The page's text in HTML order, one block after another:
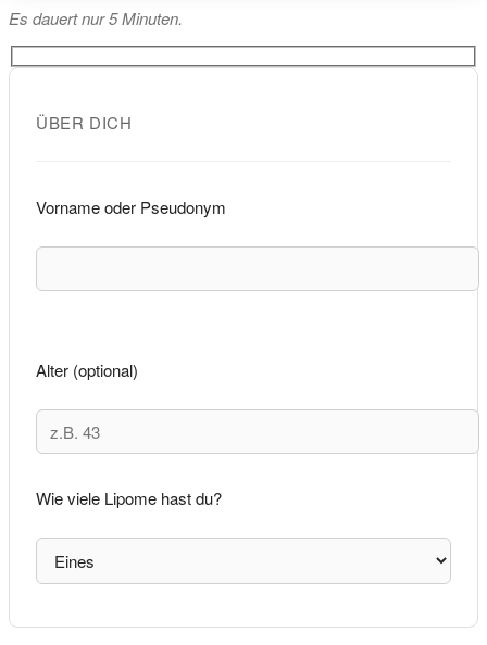
Es dauert nur 5 Minuten.
ÜBER DICH
Vorname oder Pseudonym
Alter (optional)
Wie viele Lipome hast du?